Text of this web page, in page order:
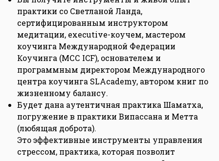
практики со Светланой Ланда,
сертифицированным инструктором
медитации, executive-коучем, мастером
коучинга Международной Федерации
Коучинга (МСС ICF), основателем и
программным директором Международного
центра коучинга SLAcademy, автором книг по
жизненному балансу.
Будет дана аутентичная практика Шаматха,
погружение в практики Випассана и Метта
(любящая доброта).
Это эффективные инструменты управления
стрессом, практика, которая позволит